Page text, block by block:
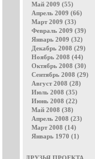
Май 2009 (55)
Апрель 2009 (66)
Март 2009 (33)
Февраль 2009 (39)
Январь 2009 (32)
Декабрь 2008 (29)
Ноябрь 2008 (44)
Октябрь 2008 (30)
Сентябрь 2008 (29)
Август 2008 (28)
Июль 2008 (35)
Июнь 2008 (22)
Май 2008 (38)
Апрель 2008 (23)
Март 2008 (14)
Январь 1970 (1)